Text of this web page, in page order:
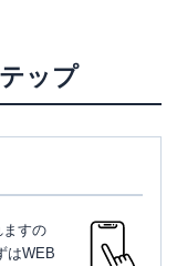
ップ
ますの
はWEB